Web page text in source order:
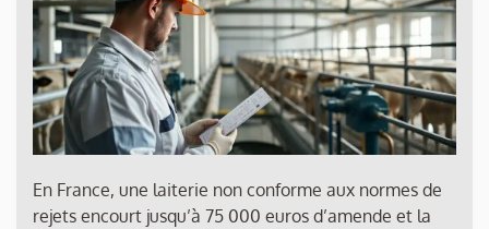
En France, une laiterie non conforme aux normes de
rejets encourt jusqu’à 75 000 euros d’amende et la